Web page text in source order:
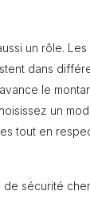
un rôle. Les
dans
le
un
tout en
sécurité